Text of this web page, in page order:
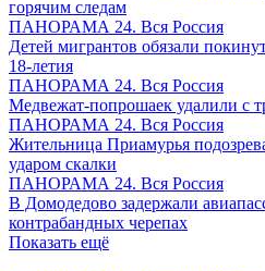
горячим следам
ПАНОРАМА 24. Вся Россия
Детей мигрантов обязали
18-летия
ПАНОРАМА 24. Вся Россия
Медвежат-попрошаек удалили с
ПАНОРАМА 24. Вся Россия
Жительница Приамурья
ударом скалки
ПАНОРАМА 24. Вся Россия
В Домодедово задержали
контрабандных черепах
Показать ещё